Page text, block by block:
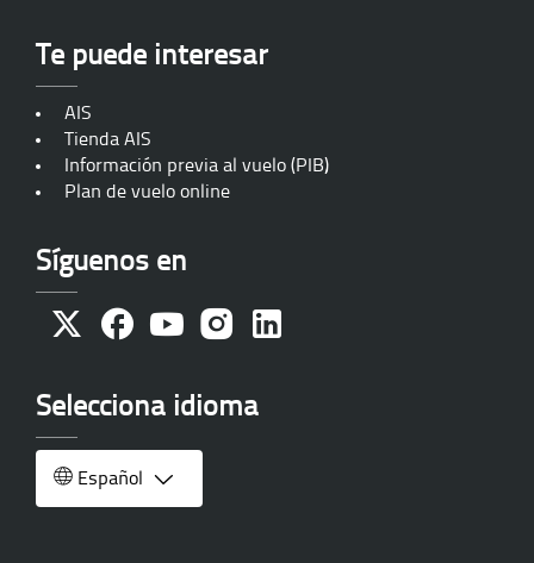
Te puede interesar
AIS
Tienda AIS
Información previa al vuelo (PIB)
Plan de vuelo online
Síguenos en
Selecciona idioma
Selecciona
idioma
Español Más
opciones
